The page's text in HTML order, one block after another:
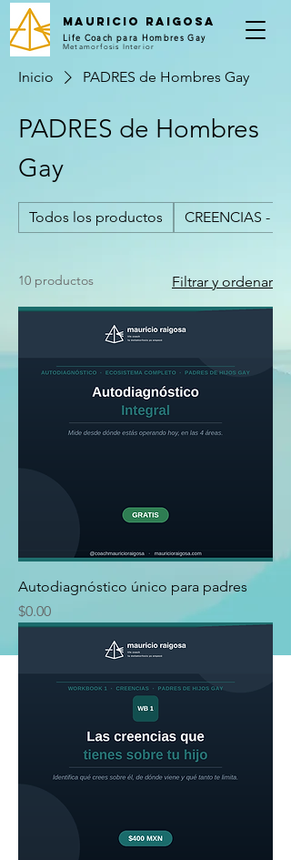
Mauricio Raigosa
Life Coach para Hombres Gay
Metamorfosis Interior
Inicio PADRES de Hombres Gay
PADRES de Hombres
Gay
Todos los productos CREENCIAS -
10 productos Filtrar y ordenar
Autodiagnóstico único para padres
Precio
$0.00